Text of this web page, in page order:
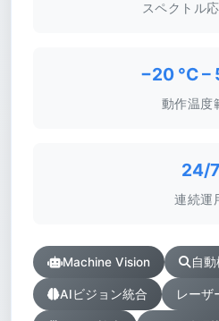
スペクトル
−20 °C –
動作温度
24/7
連続運
Machine Vision 自
AIビジョン統合 レーザ